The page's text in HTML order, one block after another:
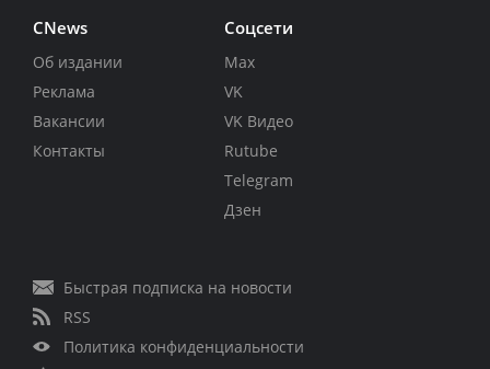
CNews
Об издании
Реклама
Вакансии
Контакты
Соцсети
Max
VK
VK Видео
Rutube
Telegram
Дзен
Быстрая подписка на новости
RSS
Политика конфиденциальности